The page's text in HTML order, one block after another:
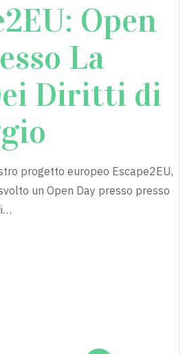
Open
La
Diritti di
progetto europeo Escape2EU,
un Open Day presso presso